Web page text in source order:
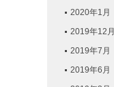
2020年1月
2019年12月
2019年7月
2019年6月